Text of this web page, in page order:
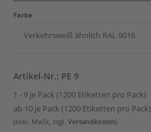
Farbe
Verkehrsweiß ähnlich RAL 9016
Artikel-Nr.: PE 9
1 - 9 je Pack (1200 Etiketten pro Pack)
ab 10 je Pack (1200 Etiketten pro Pack)
(exkl. MwSt, zzgl.Versandkosten)